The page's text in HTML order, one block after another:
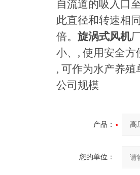
自流道的吸入口
此直径和转速相
倍。 旋涡式风机
小、, 使用安全
, 可作为水产养
公司规模
产品：
您的单位：